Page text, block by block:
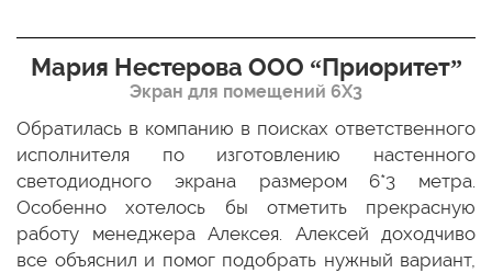
Мария Нестерова ООО “Приоритет”
Экран для помещений 6Х3
Обратилась в компанию в поисках ответственного
исполнителя по изготовлению настенного
светодиодного экрана размером 6*3 метра.
Особенно хотелось бы отметить прекрасную
работу менеджера Алексея. Алексей доходчиво
все объяснил и помог подобрать нужный вариант,